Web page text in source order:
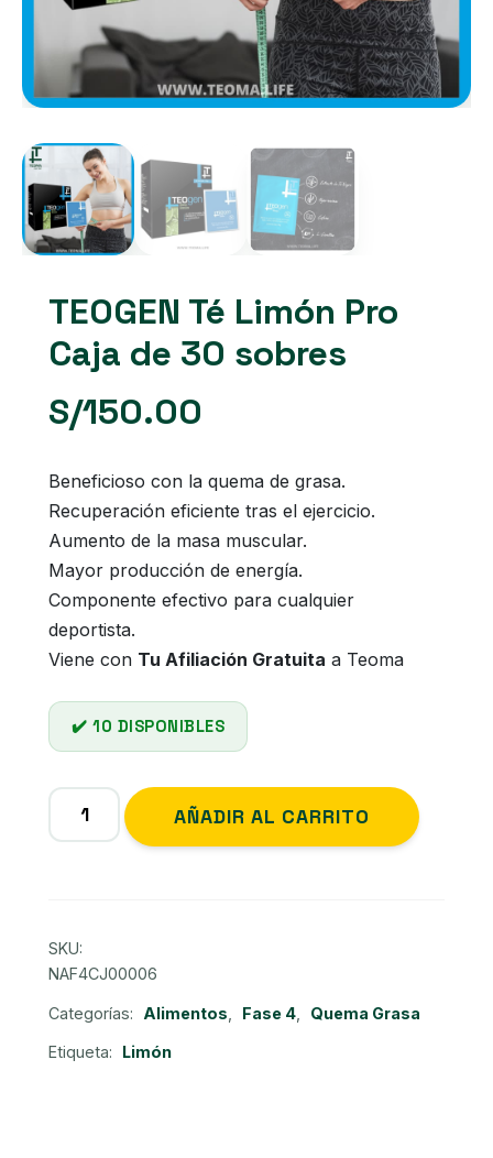
TEOGEN Té Limón Pro
Caja de 30 sobres
S/150.00
Beneficioso con la quema de grasa.
Recuperación eficiente tras el ejercicio.
Aumento de la masa muscular.
Mayor producción de energía.
Componente efectivo para cualquier
deportista.
Viene con Tu Afiliación Gratuita a Teoma
10 DISPONIBLES
TEOGEN
Té
de
30
cantidad
AÑADIR AL CARRITO
SKU:
NAF4CJ00006
Categorías: Alimentos Fase 4 Quema Grasa
Etiqueta: Limón